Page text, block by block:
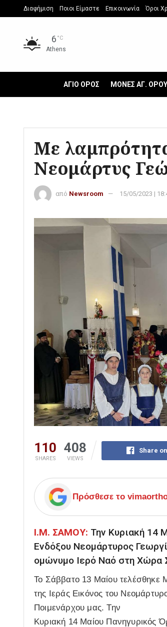
Διαφήμιση Ποιοι Είμαστε Επικοινωνία Όροι
6 °C
Athens
ΑΓΙΟ ΟΡΟΣ ΜΟΝΕΣ ΑΓ.
Με
Νεομάρτυς
από Newsroom 15/05/2023 |
110
SHARES
408
VIEWS
Share
Πρόσθεσε το
Ι.Μ. ΣΑΜΟΥ: Την Κυριακή 14
Ενδόξου Νεομάρτυρος
ομώνυμο Ιερό Ναό στη Χώρα
Το Σάββατο 13 Μαίου τελέσθηκε
της Ιεράς Εικόνος του
Ποιμενάρχου μας. Την
Κυριακή 14 Μαίου Πανηγυρικός